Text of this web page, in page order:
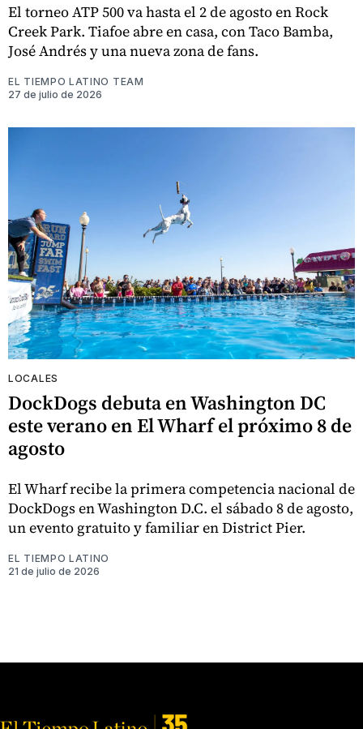
El torneo ATP 500 va hasta el 2 de agosto en Rock
Creek Park. Tiafoe abre en casa, con Taco Bamba,
José Andrés y una nueva zona de fans.
EL TIEMPO LATINO TEAM
27 de julio de 2026
LOCALES
DockDogs debuta en Washington DC
este verano en El Wharf el próximo 8 de
agosto
El Wharf recibe la primera competencia nacional de
DockDogs en Washington D.C. el sábado 8 de agosto,
un evento gratuito y familiar en District Pier.
EL TIEMPO LATINO
21 de julio de 2026